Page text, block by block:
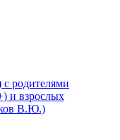
с родителями
и взрослых
В.Ю.)